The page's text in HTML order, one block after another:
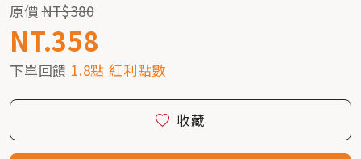
原價NT$380
NT.358
下單回饋 1.8點 紅利點數
收藏